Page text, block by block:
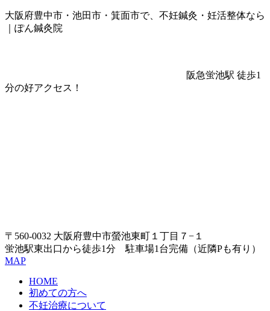
大阪府豊中市・池田市・箕面市で、不妊鍼灸・妊活整体なら
｜ぽん鍼灸院
阪急蛍池駅 徒歩1
分の好アクセス！
〒560-0032 大阪府豊中市螢池東町１丁目７−１
蛍池駅東出口から徒歩1分 駐車場1台完備（近隣Pも有り）
MAP
HOME
初めての方へ
不妊治療について